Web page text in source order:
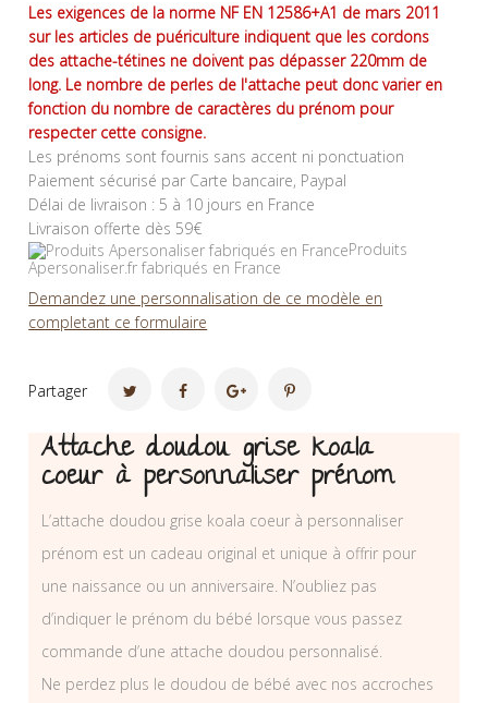
Les exigences de la norme NF EN 12586+A1 de mars 2011
sur les articles de puériculture indiquent que les cordons
des attache-tétines ne doivent pas dépasser 220mm de
long. Le nombre de perles de l'attache peut donc varier en
fonction du nombre de caractères du prénom pour
respecter cette consigne.
Les prénoms sont fournis sans accent ni ponctuation
Paiement sécurisé par Carte bancaire, Paypal
Délai de livraison : 5 à 10 jours en France
Livraison offerte dès 59€
Produits
Apersonaliser.fr fabriqués en France
Demandez une personnalisation de ce modèle en
completant ce formulaire
Partager
Attache doudou grise koala
coeur à personnaliser prénom
L’attache doudou grise koala coeur à personnaliser
prénom est un cadeau original et unique à offrir pour
une naissance ou un anniversaire. N’oubliez pas
d’indiquer le prénom du bébé lorsque vous passez
commande d’une attache doudou personnalisé.
Ne perdez plus le doudou de bébé avec nos accroches